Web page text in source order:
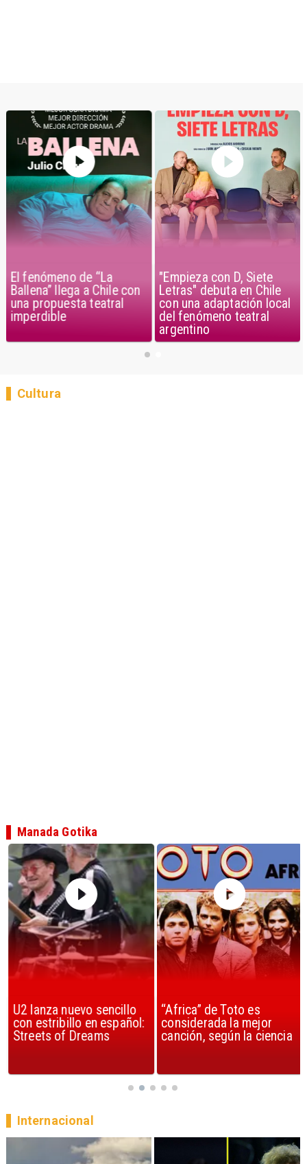
El fenómeno de “La
Ballena” llega a Chile con
una propuesta teatral
imperdible
"Empieza con D, Siete
Letras" debuta en Chile
con una adaptación local
del fenómeno teatral
argentino
Cultura
U2 lanza nuevo sencillo
con estribillo en español:
Streets of Dreams
“Africa” de Toto es
considerada la mejor
canción, según la ciencia
Manada Gotika
Internacional